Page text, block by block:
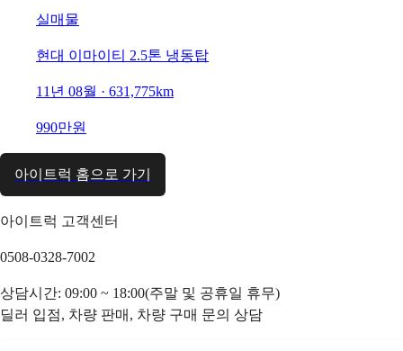
실매물
현대 이마이티 2.5톤 냉동탑
11년 08월 · 631,775km
990만원
아이트럭 홈으로 가기
아이트럭 고객센터
0508-0328-7002
상담시간: 09:00 ~ 18:00(주말 및 공휴일 휴무)
딜러 입점, 차량 판매, 차량 구매 문의 상담